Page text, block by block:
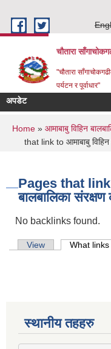
चौतारा
"चौतारा
पर्यटन र पूर्वाधार"
अपडेट
You are here
Home» आमाबाबु विहिन
that link to आमाबाबु विहिन
Pages that link
बालबालिका
No backlinks found.
Primary tabs
View What
स्थानीय तहहरु